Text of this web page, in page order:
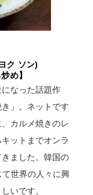
ク ソン)
め】
なった話題作
」。ネットです
カルメ焼きのレ
ットまでオンラ
ました。韓国の
世界の人々に興
いです。